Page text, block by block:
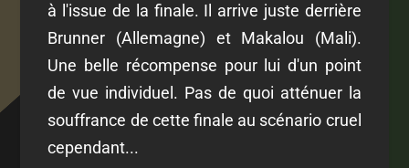
à l'issue de la finale. Il arrive juste derrière
Brunner (Allemagne) et Makalou (Mali).
Une belle récompense pour lui d'un point
de vue individuel. Pas de quoi atténuer la
souffrance de cette finale au scénario cruel
cependant...